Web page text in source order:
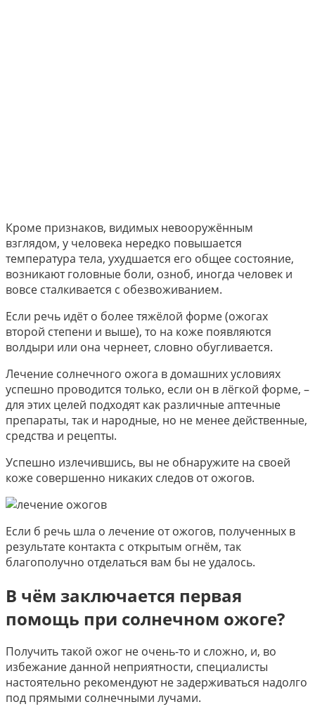
Кроме признаков, видимых невооружённым
взглядом, у человека нередко повышается
температура тела, ухудшается его общее состояние,
возникают головные боли, озноб, иногда человек и
вовсе сталкивается с обезвоживанием.
Если речь идёт о более тяжёлой форме (ожогах
второй степени и выше), то на коже появляются
волдыри или она чернеет, словно обугливается.
Лечение солнечного ожога в домашних условиях
успешно проводится только, если он в лёгкой форме, –
для этих целей подходят как различные аптечные
препараты, так и народные, но не менее действенные,
средства и рецепты.
Успешно излечившись, вы не обнаружите на своей
коже совершенно никаких следов от ожогов.
Если б речь шла о лечение от ожогов, полученных в
результате контакта с открытым огнём, так
благополучно отделаться вам бы не удалось.
В чём заключается первая
помощь при солнечном ожоге?
Получить такой ожог не очень-то и сложно, и, во
избежание данной неприятности, специалисты
настоятельно рекомендуют не задерживаться надолго
под прямыми солнечными лучами.